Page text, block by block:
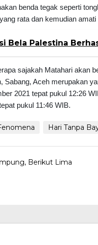
benda tegak seperti
rata dan kemudian
Bela Palestina
sajakah Matahari akan
Sabang, Aceh merupakan
2021 tepat pukul 12:26
pukul 11:46 WIB.
Hari Tanpa
Berikut Lima